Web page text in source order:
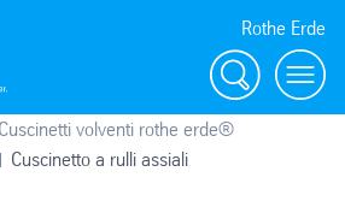
Rothe Erde
Ricerca
Cuscinetti volventi rothe erde®
Cuscinetto a rulli assiali